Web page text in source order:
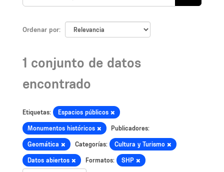
Ordenar por
1 conjunto de datos
encontrado
Etiquetas: Espacios públicos
Monumentos históricos Publicadores:
Geomática Categorías: Cultura y Turismo
Datos abiertos Formatos: SHP